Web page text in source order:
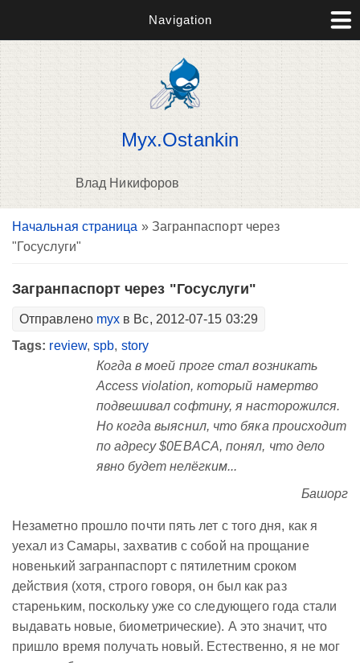
Navigation
Myx.Ostankin
Влад Никифоров
Вы здесь
Начальная страница » Загранпаспорт через
"Госуслуги"
Загранпаспорт через "Госуслуги"
Отправлено myx в Вс, 2012-07-15 03:29
Tags: review,spb, story
Когда в моей проге стал возникать
Access violation, который намертво
подвешивал софтину, я насторожился.
Но когда выяснил, что бяка происходит
по адресу $0EBACA, понял, что дело
явно будет нелёгким...
Башорг
Незаметно прошло почти пять лет с того дня, как я
уехал из Самары, захватив с собой на прощание
новенький загранпаспорт с пятилетним сроком
действия (хотя, строго говоря, он был как раз
стареньким, поскольку уже со следующего года стали
выдавать новые, биометрические). А это значит, что
пришло время получать новый. Естественно, я не мог